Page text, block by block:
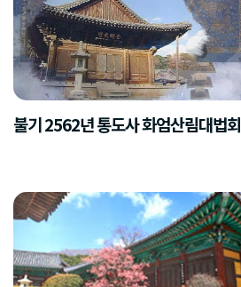
불기 2562년 통도사 화엄산림대법회